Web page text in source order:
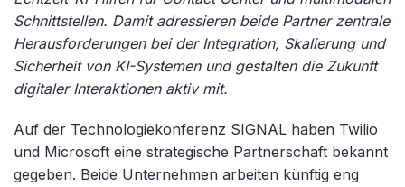
Schnittstellen. Damit adressieren beide Partner zentrale
Herausforderungen bei der Integration, Skalierung und
Sicherheit von KI-Systemen und gestalten die Zukunft
digitaler Interaktionen aktiv mit.
Auf der Technologiekonferenz SIGNAL haben Twilio
und Microsoft eine strategische Partnerschaft bekannt
gegeben. Beide Unternehmen arbeiten künftig eng